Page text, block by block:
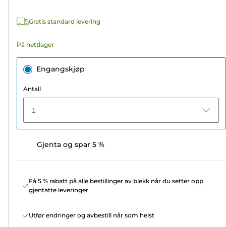
Gratis standard levering
På nettlager
Engangskjøp
Antall
1
Gjenta og spar 5 %
Få 5 % rabatt på alle bestillinger av blekk når du setter opp
gjentatte leveringer
Utfør endringer og avbestill når som helst